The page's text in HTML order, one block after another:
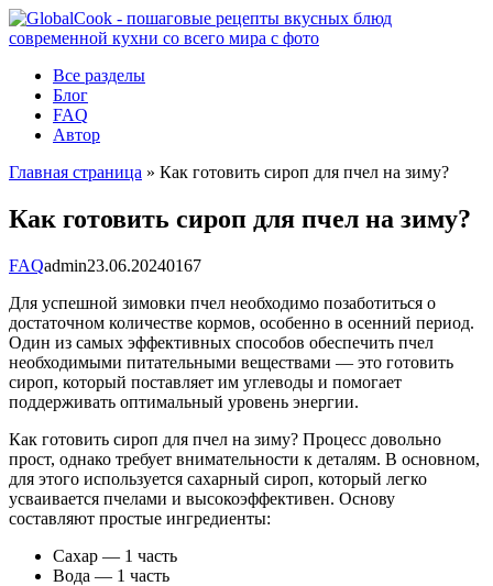
Перейти
к
Все разделы
Блог
FAQ
Автор
Главная страница » Как готовить сироп для пчел на зиму?
Как готовить сироп для пчел на зиму?
FAQadmin23.06.20240167
Для успешной зимовки пчел необходимо позаботиться о
достаточном количестве кормов, особенно в осенний период.
Один из самых эффективных способов обеспечить пчел
необходимыми питательными веществами — это готовить
сироп, который поставляет им углеводы и помогает
поддерживать оптимальный уровень энергии.
Как готовить сироп для пчел на зиму? Процесс довольно
прост, однако требует внимательности к деталям. В основном,
для этого используется сахарный сироп, который легко
усваивается пчелами и высокоэффективен. Основу
составляют простые ингредиенты:
Сахар — 1 часть
Вода — 1 часть